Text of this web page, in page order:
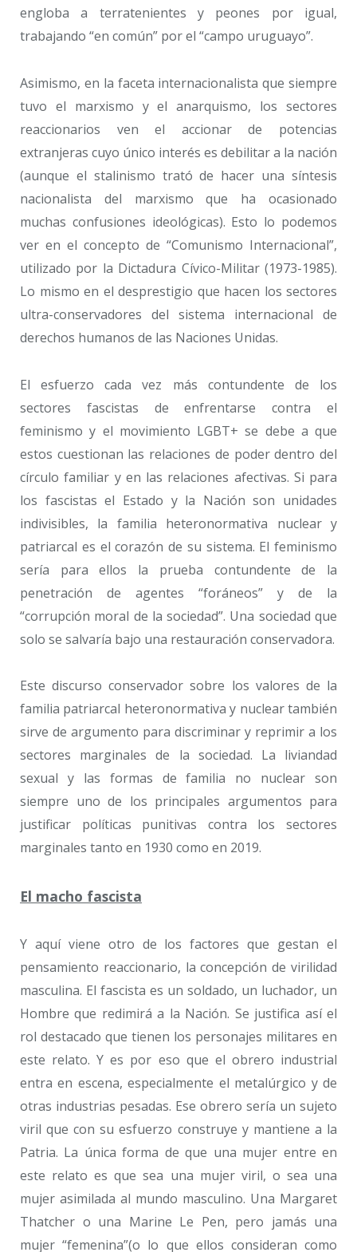
engloba a terratenientes y peones por igual,
trabajando “en común” por el “campo uruguayo”.
Asimismo, en la faceta internacionalista que siempre
tuvo el marxismo y el anarquismo, los sectores
reaccionarios ven el accionar de potencias
extranjeras cuyo único interés es debilitar a la nación
(aunque el stalinismo trató de hacer una síntesis
nacionalista del marxismo que ha ocasionado
muchas confusiones ideológicas). Esto lo podemos
ver en el concepto de “Comunismo Internacional”,
utilizado por la Dictadura Cívico-Militar (1973-1985).
Lo mismo en el desprestigio que hacen los sectores
ultra-conservadores del sistema internacional de
derechos humanos de las Naciones Unidas.
El esfuerzo cada vez más contundente de los
sectores fascistas de enfrentarse contra el
feminismo y el movimiento LGBT+ se debe a que
estos cuestionan las relaciones de poder dentro del
círculo familiar y en las relaciones afectivas. Si para
los fascistas el Estado y la Nación son unidades
indivisibles, la familia heteronormativa nuclear y
patriarcal es el corazón de su sistema. El feminismo
sería para ellos la prueba contundente de la
penetración de agentes “foráneos” y de la
“corrupción moral de la sociedad”. Una sociedad que
solo se salvaría bajo una restauración conservadora.
Este discurso conservador sobre los valores de la
familia patriarcal heteronormativa y nuclear también
sirve de argumento para discriminar y reprimir a los
sectores marginales de la sociedad. La liviandad
sexual y las formas de familia no nuclear son
siempre uno de los principales argumentos para
justificar políticas punitivas contra los sectores
marginales tanto en 1930 como en 2019.
El macho fascista
Y aquí viene otro de los factores que gestan el
pensamiento reaccionario, la concepción de virilidad
masculina. El fascista es un soldado, un luchador, un
Hombre que redimirá a la Nación. Se justifica así el
rol destacado que tienen los personajes militares en
este relato. Y es por eso que el obrero industrial
entra en escena, especialmente el metalúrgico y de
otras industrias pesadas. Ese obrero sería un sujeto
viril que con su esfuerzo construye y mantiene a la
Patria. La única forma de que una mujer entre en
este relato es que sea una mujer viril, o sea una
mujer asimilada al mundo masculino. Una Margaret
Thatcher o una Marine Le Pen, pero jamás una
mujer “femenina”(o lo que ellos consideran como